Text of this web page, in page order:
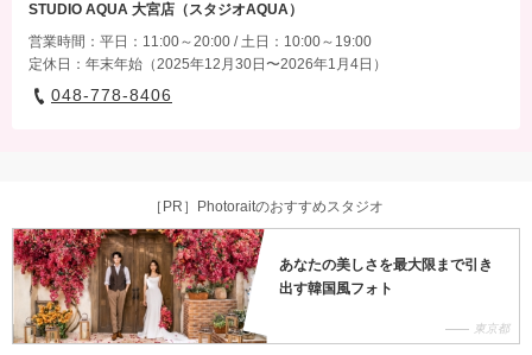
STUDIO AQUA 大宮店（スタジオAQUA）
営業時間：平日：11:00～20:00 / 土日：10:00～19:00
定休日：年末年始（2025年12月30日〜2026年1月4日）
048-778-8406
［PR］Photoraitのおすすめスタジオ
あなたの美しさを最大限まで引き
出す韓国風フォト
東京都